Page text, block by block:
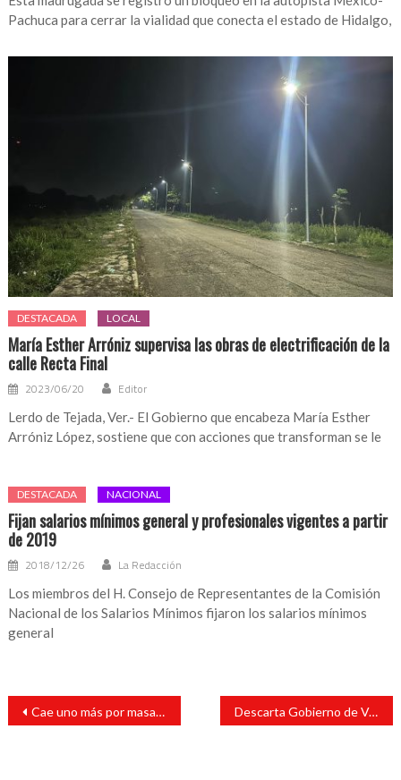
Pachuca para cerrar la vialidad que conecta el estado de Hidalgo,
DESTACADA LOCAL
María Esther Arróniz supervisa las obras de electrificación de la
calle Recta Final
2023/06/20 Editor
Lerdo de Tejada, Ver.- El Gobierno que encabeza María Esther
Arróniz López, sostiene que con acciones que transforman se le
DESTACADA NACIONAL
Fijan salarios mínimos general y profesionales vigentes a partir
de 2019
2018/12/26 La Redacción
Los miembros del H. Consejo de Representantes de la Comisión
Nacional de los Salarios Mínimos fijaron los salarios mínimos
general
Navegación
entradas
Cae uno más por masacre en Minatitlán Descarta Gobierno de Veracruz casos de malaria por migrantes